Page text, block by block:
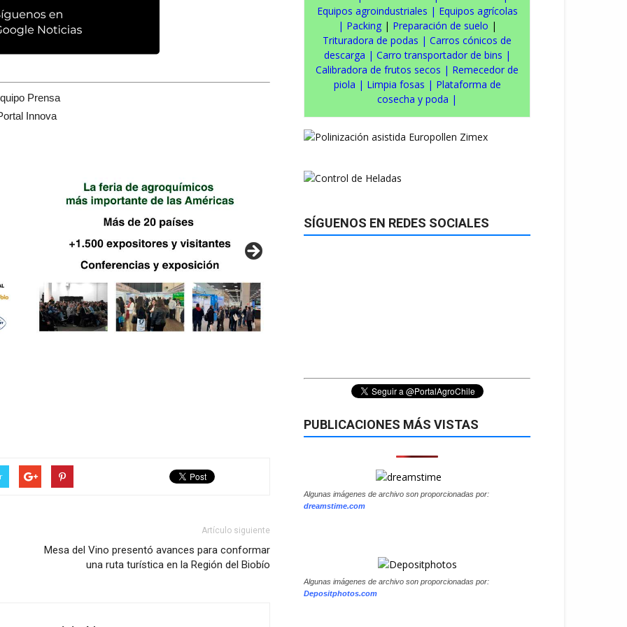
Prensa
Innova
Artículo siguiente
Mesa del Vino presentó avances para conformar
una ruta turística en la Región del Biobío
Equipos agroindustriales | Equipos agrícolas
| Packing| Preparación de suelo |
Trituradora de podas | Carros cónicos de
descarga | Carro transportador de bins |
Calibradora de frutos secos | Remecedor de
piola | Limpia fosas | Plataforma de
cosecha y poda |
SÍGUENOS EN REDES SOCIALES
PUBLICACIONES MÁS VISTAS
Algunas imágenes de archivo son proporcionadas por:
dreamstime.com
Algunas imágenes de archivo son proporcionadas por:
Depositphotos.com